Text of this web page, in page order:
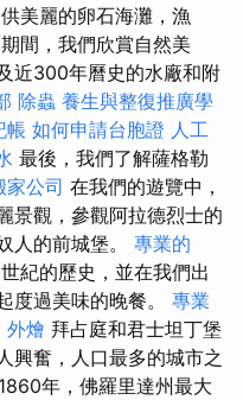
美麗的卵石海灘，漁
間，我們欣賞自然美
近300年曆史的水廠和附
除蟲 養生與整復推廣學
帳 如何申請台胞證 人工
最後，我們了解薩格勒
家公司 在我們的遊覽中，
景觀，參觀阿拉德烈士的
人的前城堡。 專業的
紀的歷史，並在我們出
度過美味的晚餐。 專業
外燴 拜占庭和君士坦丁堡
興奮，人口最多的城市之
年，佛羅里達州最大